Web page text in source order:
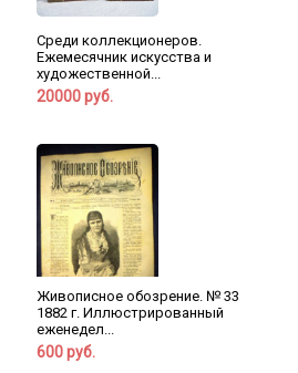
Среди коллекционеров.
Ежемесячник искусства и
художественной...
20000 руб.
Живописное обозрение. № 33
1882 г. Иллюстрированный
еженедел...
600 руб.